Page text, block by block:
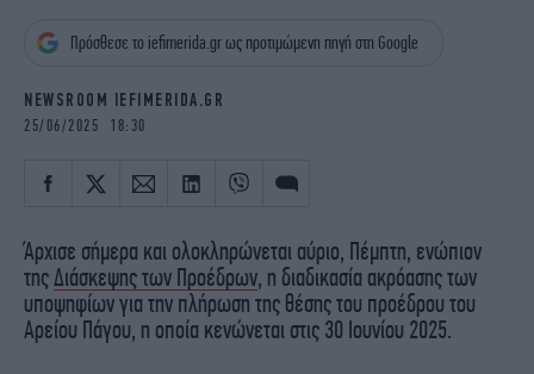
OSCARS
THE OCEAN
Πρόσθεσε το iefimerida.gr ως προτιμώμενη πηγή στη Google
NEWSROOM IEFIMERIDA.GR
25/06/2025 18:30
Άρχισε σήμερα και ολοκληρώνεται αύριο, Πέμπτη, ενώπιον
τηςΔιάσκεψης των Προέδρων, η διαδικασία ακρόασης των
υποψηφίων για την πλήρωση της θέσης του προέδρου του
Αρείου Πάγου, η οποία κενώνεται στις 30 Ιουνίου 2025.